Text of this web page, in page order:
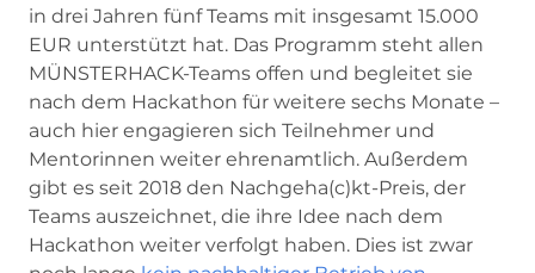
in drei Jahren fünf Teams mit insgesamt 15.000
EUR unterstützt hat. Das Programm steht allen
MÜNSTERHACK-Teams offen und begleitet sie
nach dem Hackathon für weitere sechs Monate –
auch hier engagieren sich Teilnehmer und
Mentorinnen weiter ehrenamtlich. Außerdem
gibt es seit 2018 den Nachgeha(c)kt-Preis, der
Teams auszeichnet, die ihre Idee nach dem
Hackathon weiter verfolgt haben. Dies ist zwar